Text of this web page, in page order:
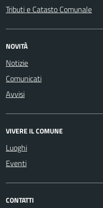
Tributi e Catasto Comunale
NOVITÀ
Notizie
Comunicati
Avvisi
VIVERE IL COMUNE
Luoghi
Eventi
CONTATTI